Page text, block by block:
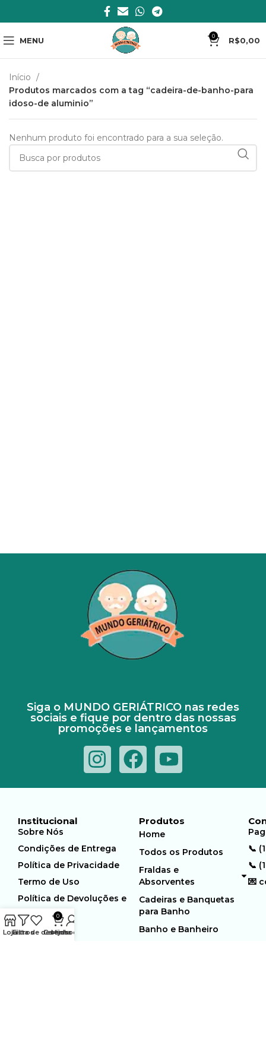
MENU 0 R$0,00
Início
Produtos marcados com a tag “cadeira-de-banho-para
idoso-de aluminio”
Nenhum produto foi encontrado para a sua seleção.
Siga o MUNDO GERIÁTRICO nas redes
sociais e fique por dentro das nossas
promoções e lançamentos
Institucional
Sobre Nós
Condições de Entrega
Política de Privacidade
Termo de Uso
Política de Devoluções e
Produtos
Home
Todos os Produtos
Fraldas e
Absorventes
Cadeiras e Banquetas
para Banho
Banho e Banheiro
📞
📞
💌
LojaFiltros
Lista de desejos
0
Carrinho
Minha conta